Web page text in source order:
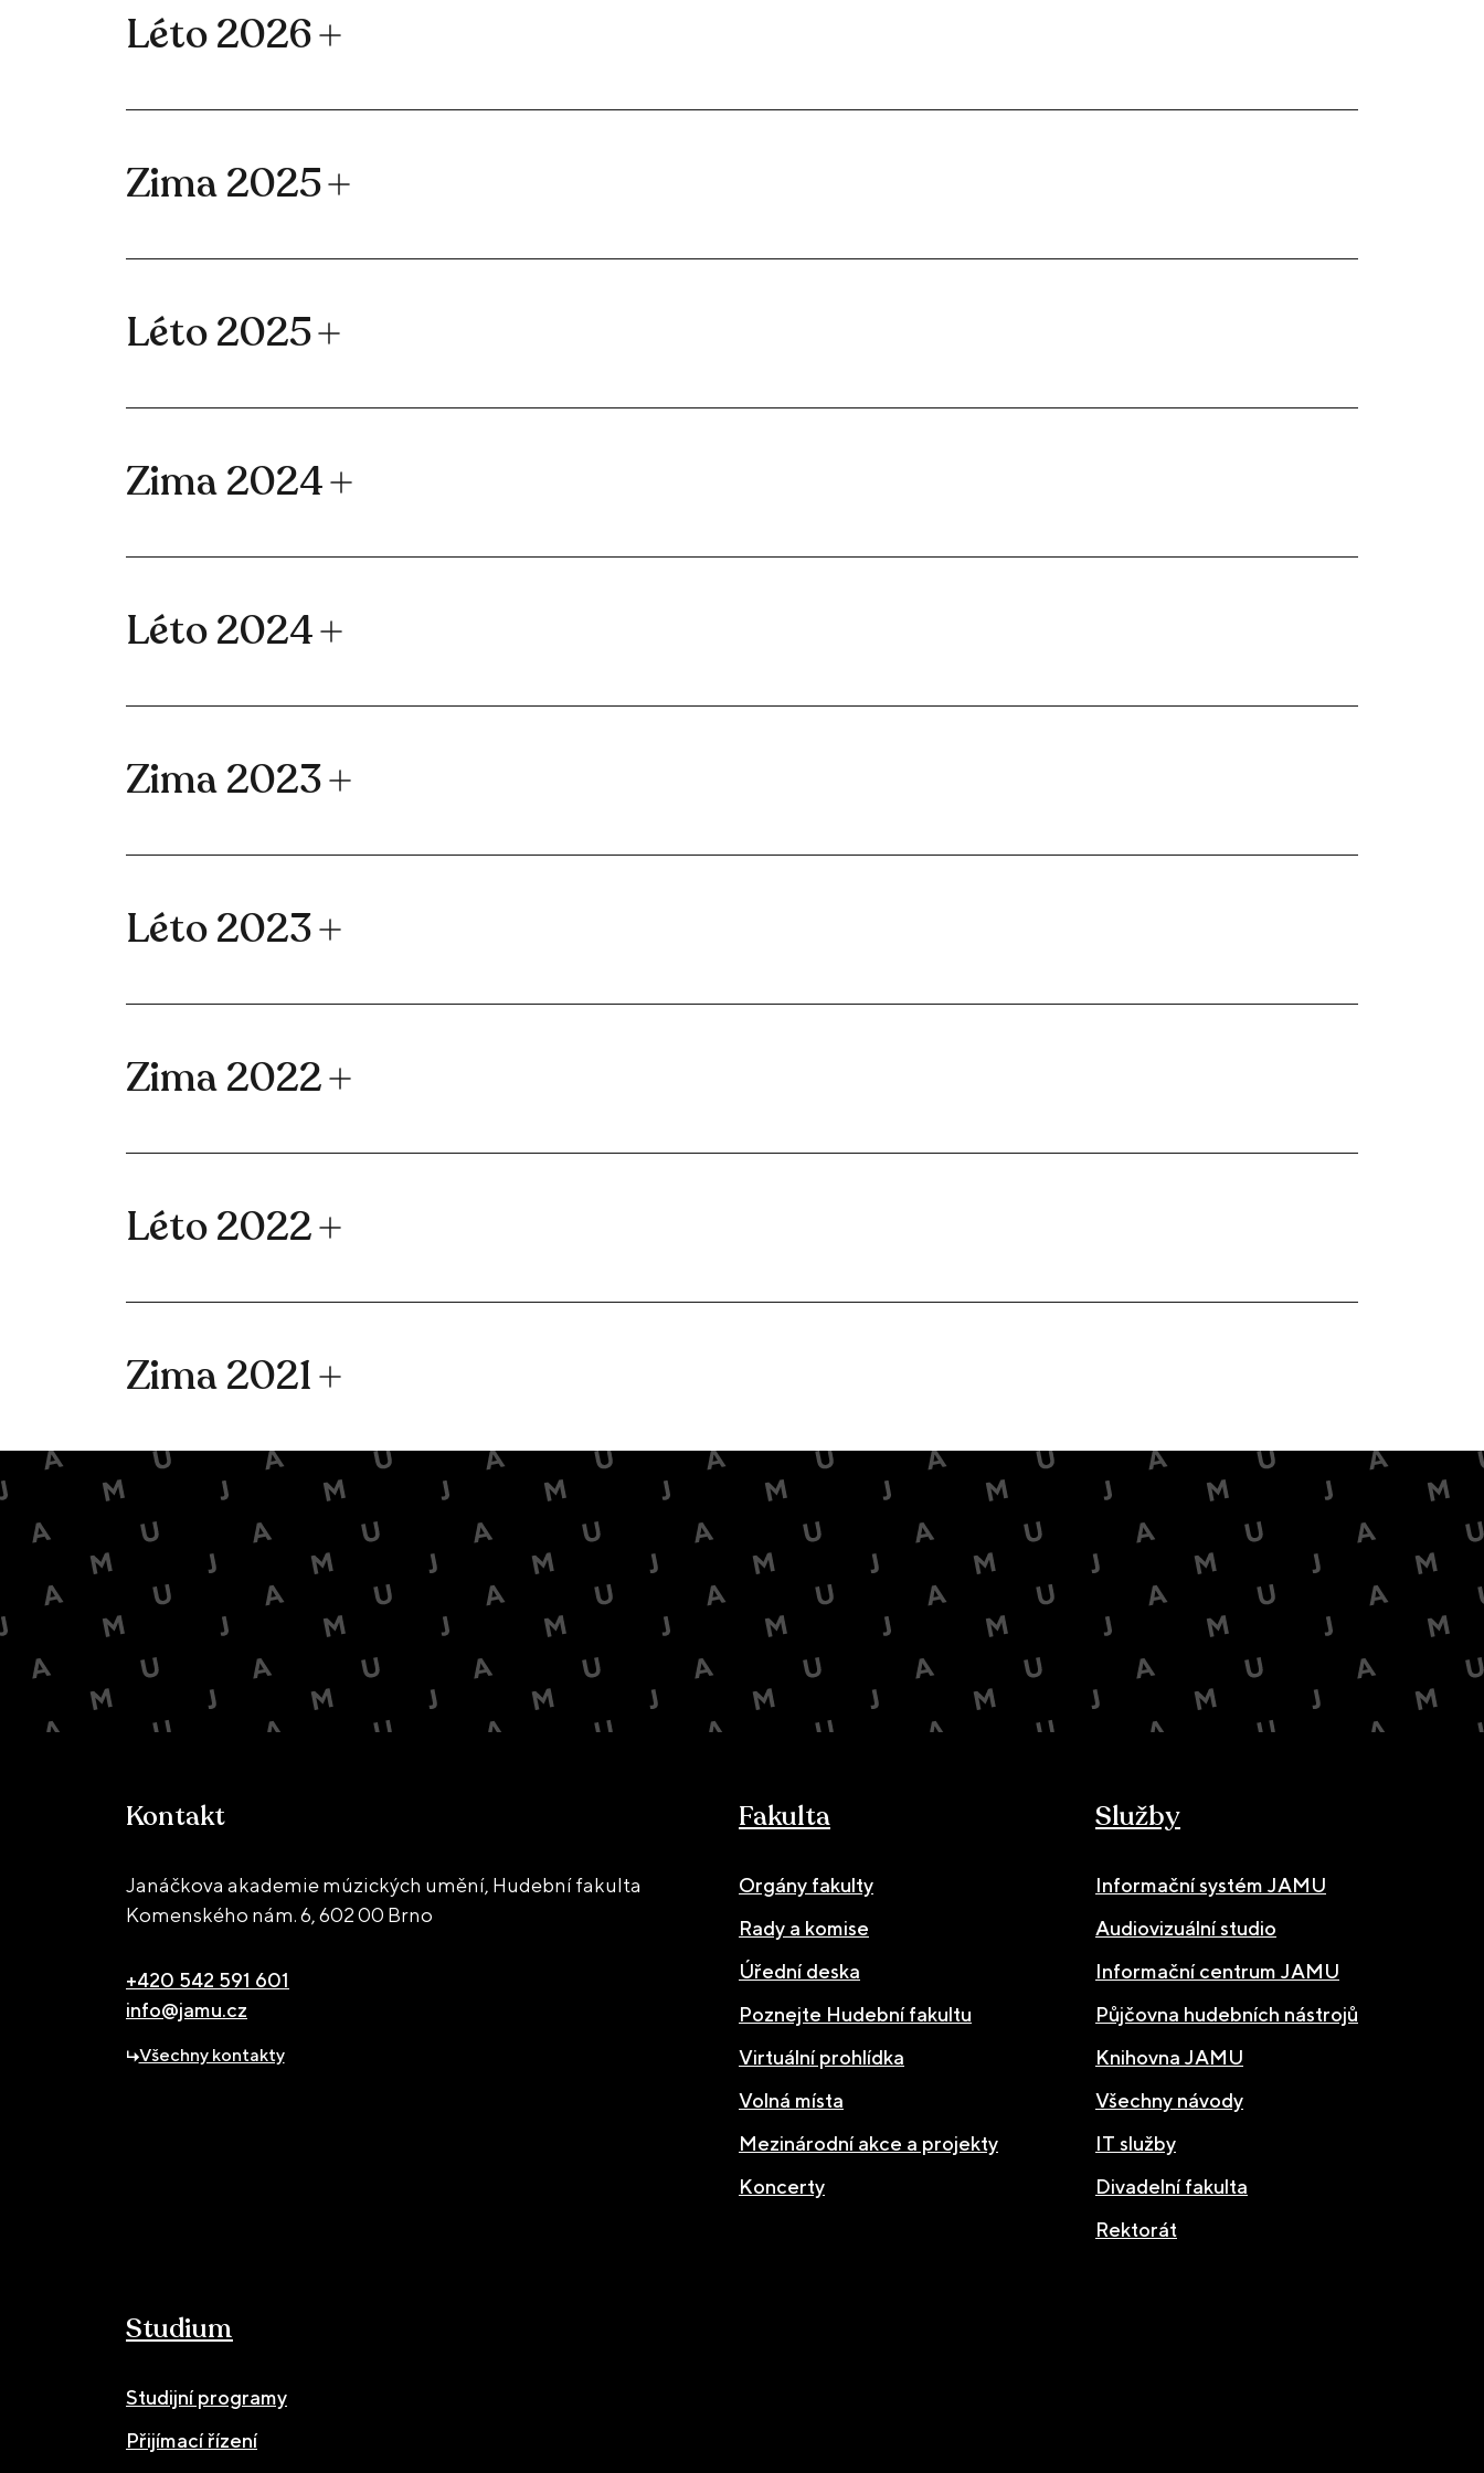
Léto 2026
Zima 2025
Léto 2025
Zima 2024
Léto 2024
Zima 2023
Léto 2023
Zima 2022
Léto 2022
Zima 2021
Kontakt
Janáčkova akademie múzických umění, Hudební fakulta
Komenského nám. 6,602 00 Brno
+420 542 591 601
info@jamu.cz
Všechny kontakty
Fakulta
Orgány fakulty
Rady a komise
Úřední deska
Poznejte Hudební fakultu
Virtuální prohlídka
Volná místa
Mezinárodní akce a projekty
Koncerty
Služby
Informační systém JAMU
Audiovizuální studio
Informační centrum JAMU
Půjčovna hudebních nástrojů
Knihovna JAMU
Všechny návody
IT služby
Divadelní fakulta
Rektorát
Studium
Studijní programy
Přijímací řízení